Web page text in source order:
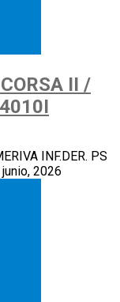
II /
INF.DER. PS
2026